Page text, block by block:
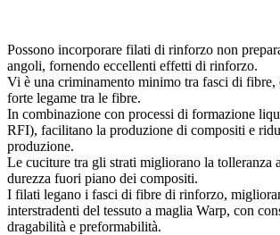
Possono incorporare filati di rinforzo non
angoli, fornendo eccellenti effetti di rinforzo.
Vi è una criminamento minimo tra fasci di fibre,
forte legame tra le fibre.
In combinazione con processi di formazione
RFI), facilitano la produzione di compositi e
produzione.
Le cuciture tra gli strati migliorano la tolleranza
durezza fuori piano dei compositi.
I filati legano i fasci di fibre di rinforzo,
interstradenti del tessuto a maglia Warp, con
dragabilità e preformabilità.